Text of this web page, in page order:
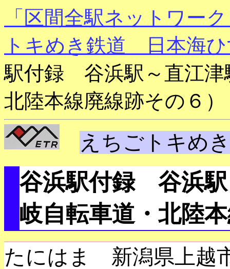
「区間全駅ネットワー
トキめき鉄道 日本海
駅付録 谷浜駅～直江津
北陸本線廃線跡その６）
えちごトキめ
谷浜駅付録 谷浜駅
岐自転車道・北陸
たにはま 新潟県上越